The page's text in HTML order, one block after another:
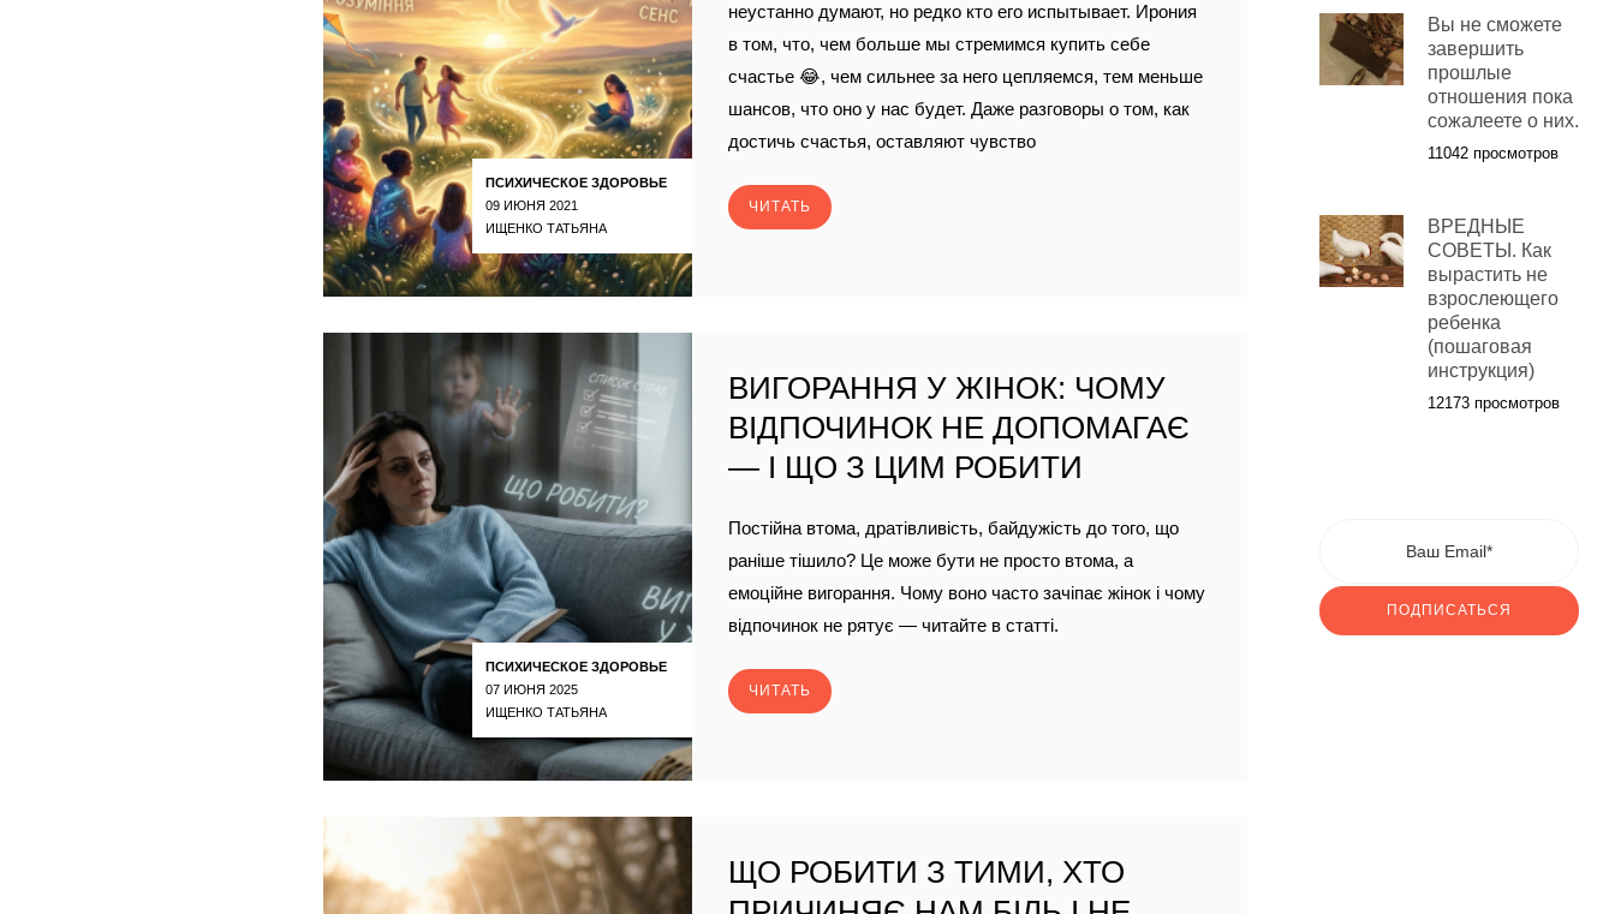
ПСИХИЧЕСКОЕ ЗДОРОВЬЕ
09 ИЮНЯ 2021
ИЩЕНКО ТАТЬЯНА
неустанно думают, но редко кто его испытывает. Ирония
в том, что, чем больше мы стремимся купить себе
счастье 😂, чем сильнее за него цепляемся, тем меньше
шансов, что оно у нас будет. Даже разговоры о том, как
достичь счастья, оставляют чувство
ЧИТАТЬ
ПСИХИЧЕСКОЕ ЗДОРОВЬЕ
07 ИЮНЯ 2025
ИЩЕНКО ТАТЬЯНА
ВИГОРАННЯ У ЖІНОК: ЧОМУ
ВІДПОЧИНОК НЕ ДОПОМАГАЄ
— І ЩО З ЦИМ РОБИТИ
Постійна втома, дратівливість, байдужість до того, що
раніше тішило? Це може бути не просто втома, а
емоційне вигорання. Чому воно часто зачіпає жінок і чому
відпочинок не рятує — читайте в статті.
ЧИТАТЬ
ЩО РОБИТИ З ТИМИ, ХТО
Вы не сможете
завершить
прошлые
отношения пока
сожалеете о них.
11042 просмотров
ВРЕДНЫЕ
СОВЕТЫ. Как
вырастить не
взрослеющего
ребенка
(пошаговая
инструкция)
12173 просмотров
ПОДПИСАТЬСЯ